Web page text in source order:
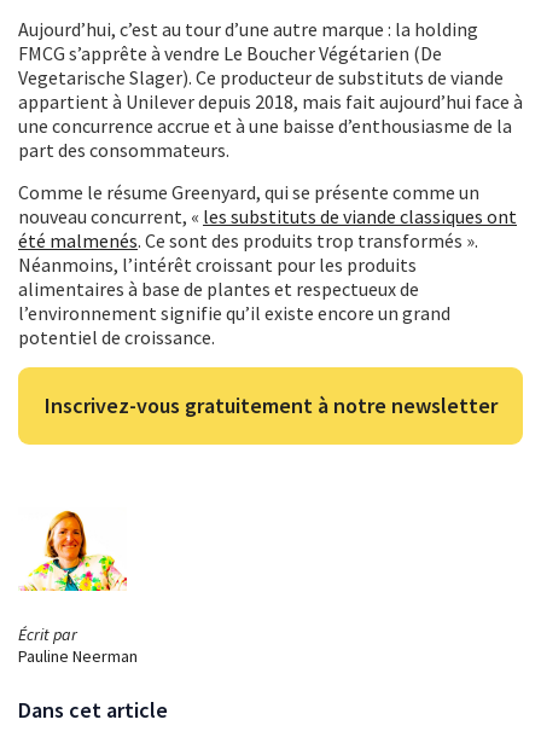
Écrit par
Pauline Neerman
Dans cet article
Aujourd’hui, c’est au tour d’une autre marque : la holding
FMCG s’apprête à vendre Le Boucher Végétarien (De
Vegetarische Slager). Ce producteur de substituts de viande
appartient à Unilever depuis 2018, mais fait aujourd’hui face à
une concurrence accrue et à une baisse d’enthousiasme de la
part des consommateurs.
Comme le résume Greenyard, qui se présente comme un
nouveau concurrent, « les substituts de viande classiques ont
été malmenés. Ce sont des produits trop transformés ».
Néanmoins, l’intérêt croissant pour les produits
alimentaires à base de plantes et respectueux de
l’environnement signifie qu’il existe encore un grand
potentiel de croissance.
Inscrivez-vous gratuitement à notre newsletter